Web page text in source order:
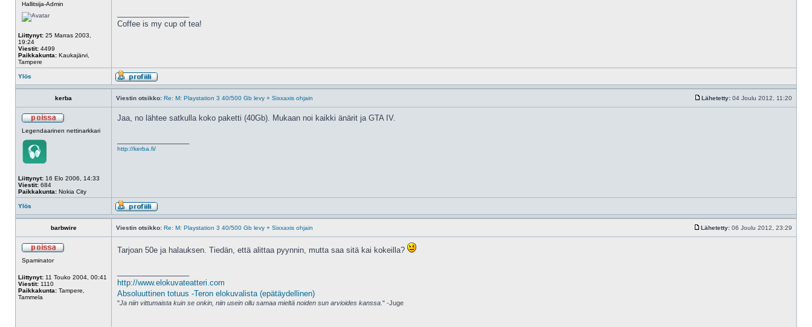
Hallitsija-Admin
Liittynyt: 25 Marras 2003,
19:24
Viestit: 4499
Paikkakunta: Kaukajärvi,
Tampere
Coffee is my cup of tea!
Ylös
kerba Viestin otsikko: Re: M: Playstation 3 40/500 Gb levy + Sixxaxis ohjain Lähetetty: 04 Joulu 2012, 11:20
Legendaarinen nettinarkkari
Liittynyt: 16 Elo 2006, 14:33
Viestit: 684
Paikkakunta: Nokia City
Jaa, no lähtee satkulla koko paketti (40Gb). Mukaan noi kaikki änärit ja GTA IV.
http://kerba.fi/
Ylös
barbwire Viestin otsikko: Re: M: Playstation 3 40/500 Gb levy + Sixxaxis ohjain Lähetetty: 06 Joulu 2012, 23:29
Spaminator
Liittynyt: 11 Touko 2004, 00:41
Viestit: 1110
Paikkakunta: Tampere,
Tammela
Tarjoan 50e ja halauksen. Tiedän, että alittaa pyynnin, mutta saa sitä kai kokeilla?
http://www.elokuvateatteri.com
Absoluuttinen totuus -Teron elokuvalista (epätäydellinen)
"Ja niin vittumaista kuin se onkin, niin usein ollu samaa mieltä noiden sun arvioides kanssa. " -Juge